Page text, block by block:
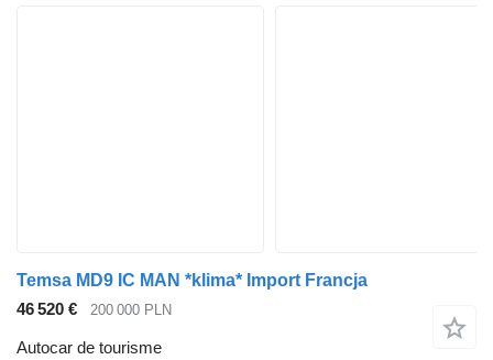
Temsa MD9 IC MAN *klima* Import Francja
46 520 €
200 000 PLN
Autocar de tourisme